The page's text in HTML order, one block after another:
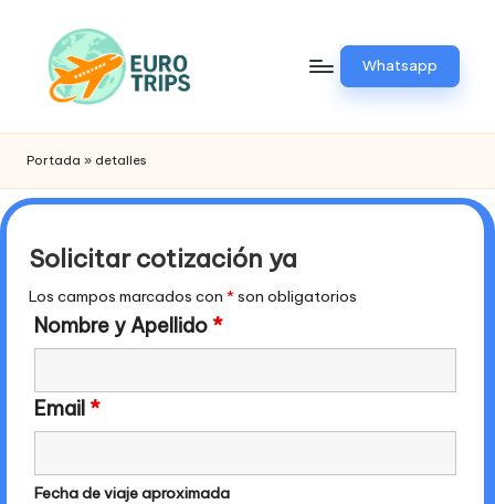
contenido
E
u
r
o
t
ri
p
.
p
e
Europa
Whatsapp
Portada » detalles
Solicitar cotización ya
Los campos marcados con *son obligatorios
Nombre y Apellido *
Email *
Fecha de viaje aproximada